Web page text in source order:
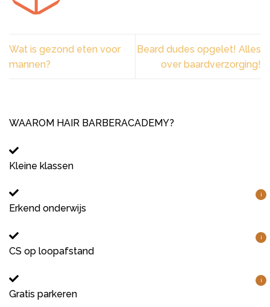
Wat is gezond eten voor
mannen?
Beard dudes opgelet! Alles
over baardverzorging!
WAAROM HAIR BARBERACADEMY?
Kleine klassen
i
Erkend onderwijs
i
CS op loopafstand
i
Gratis parkeren